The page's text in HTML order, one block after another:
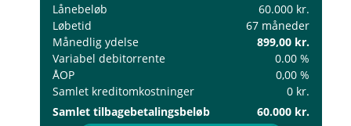
Lånebeløb
60.000 kr.
Løbetid
67 måneder
Månedlig ydelse
899,00 kr.
Variabel debitorrente
0.00 %
ÅOP
0,00 %
Samlet kreditomkostninger
0 kr.
Samlet tilbagebetalingsbeløb
60.000 kr.